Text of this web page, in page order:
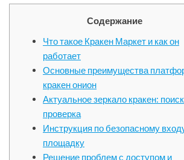
Содержание
Что такое Кракен Маркет и как он
работает
Основные преимущества
кракен онион
Актуальное зеркало кракен:
проверка
Инструкция по безопасному
площадку
Решение проблем с доступом и